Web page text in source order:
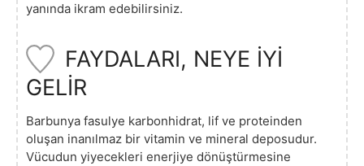
yanında ikram edebilirsiniz.
FAYDALARI, NEYE İYİ
GELİR
Barbunya fasulye karbonhidrat, lif ve proteinden
oluşan inanılmaz bir vitamin ve mineral deposudur.
Vücudun yiyecekleri enerjiye dönüştürmesine